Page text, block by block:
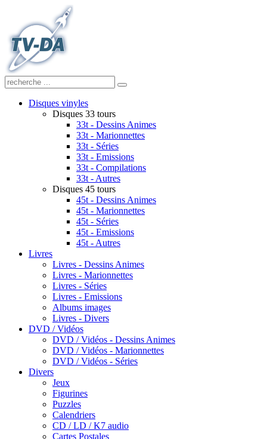
Disques vinyles
Disques 33 tours
33t - Dessins Animes
33t - Marionnettes
33t - Séries
33t - Emissions
33t - Compilations
33t - Autres
Disques 45 tours
45t - Dessins Animes
45t - Marionnettes
45t - Séries
45t - Emissions
45t - Autres
Livres
Livres - Dessins Animes
Livres - Marionnettes
Livres - Séries
Livres - Emissions
Albums images
Livres - Divers
DVD / Vidéos
DVD / Vidéos - Dessins Animes
DVD / Vidéos - Marionnettes
DVD / Vidéos - Séries
Divers
Jeux
Figurines
Puzzles
Calendriers
CD / LD / K7 audio
Cartes Postales